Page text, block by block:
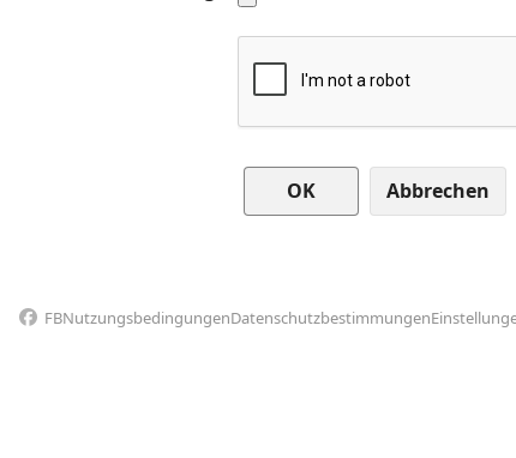
Abbrechen
FBNutzungsbedingungenDatenschutzbestimmungen